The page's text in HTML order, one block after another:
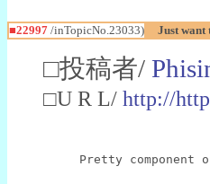
■22997 /inTopicNo.23033) Just want
□投稿者/
□U R L/ http://
Pretty